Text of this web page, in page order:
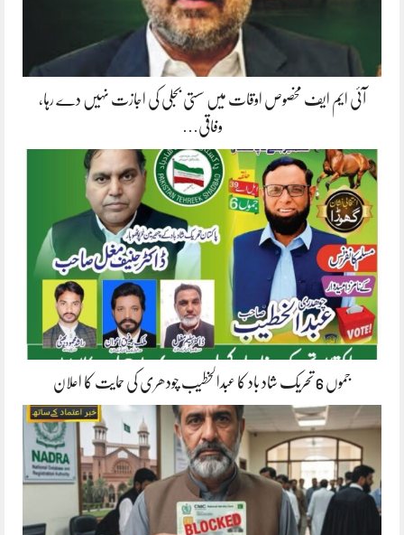
آئی ایم ایف مخصوص اوقات میں سستی بجلی کی اجازت نہیں دے رہا،
وفاقی…
جموں 6 تحریک شاد باد کا عبدالخطیب چودھری کی حمایت کا اعلان